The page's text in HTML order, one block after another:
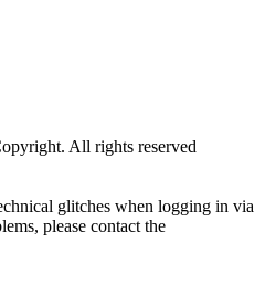
All rights reserved
glitches when logging in via
please contact the